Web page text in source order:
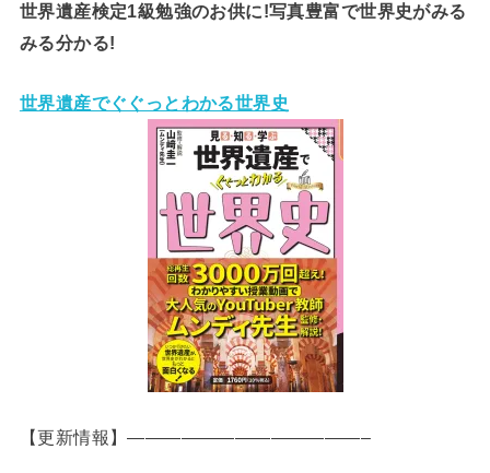
世界遺産検定1級勉強のお供に!写真豊富で世界史がみる
みる分かる!
世界遺産でぐぐっとわかる世界史
【更新情報】—————————————–